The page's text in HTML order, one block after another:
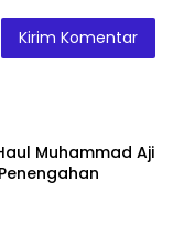
Muhammad Aji